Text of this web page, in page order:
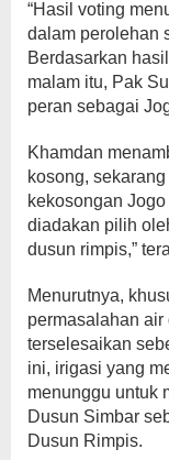
“Hasil voting
dalam perolehan
Berdasarkan
malam itu, Pak
peran sebagai
Khamdan
kosong,
kekosongan
diadakan pilih
dusun rimpis,”
Menurutnya,
permasalahan
terselesaikan
ini, irigasi yang
menunggu untuk
Dusun Simbar
Dusun Rimpis.